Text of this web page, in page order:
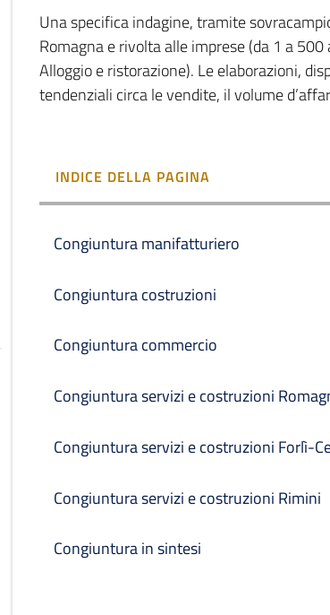
Una specifica indagine, tramite
Romagna e rivolta alle imprese (da 1 a
Alloggio e ristorazione). Le elaborazioni,
tendenziali circa le vendite, il volume
INDICE DELLA PAGINA
Congiuntura manifatturiero
Congiuntura costruzioni
Congiuntura commercio
Congiuntura servizi e costruzioni
Congiuntura servizi e costruzioni Forlì-
Congiuntura servizi e costruzioni Rimini
Congiuntura in sintesi